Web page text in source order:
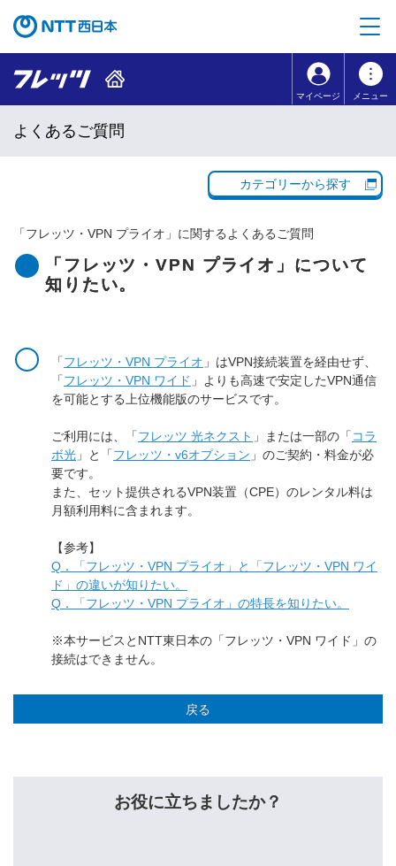
コンテンツのリンクナビゲーションへ移動
マイページ メニュー
よくあるご質問
カテゴリーから探す
「フレッツ・VPN プライオ 」に関するよくあるご質問
「フレッツ・VPN プライオ」について
知りたい。
「フレッツ・VPN プライオ 」はVPN接続装置を経由せず、
「フレッツ・VPN ワイド 」よりも高速で安定したVPN通信
を可能とする上位機能版のサービスです。
ご利用には、「フレッツ 光ネクスト 」または一部の「 コラ
ボ光 」と「フレッツ・v6オプション 」のご契約・料金が必
要です。
また、セット提供されるVPN装置（CPE）のレンタル料は
月額利用料に含まれます。
【参考】
Q．「フレッツ・VPN プライオ」と「フレッツ・VPN ワイ
ド」の違いが知りたい。
Q．「フレッツ・VPN プライオ」の特長を知りたい。
※本サービスとNTT東日本の「フレッツ・VPN ワイド」の
接続はできません。
戻る
お役に立ちましたか？